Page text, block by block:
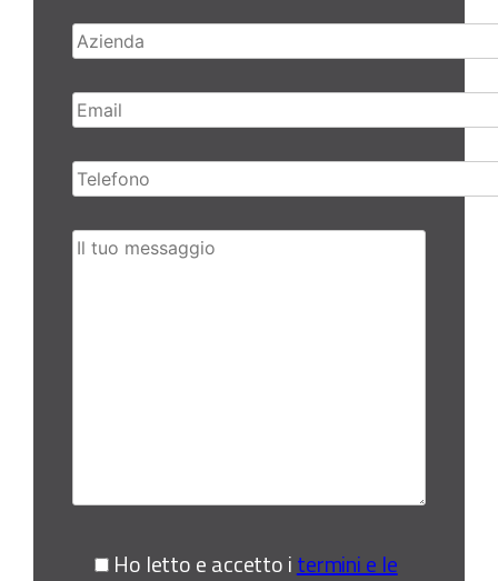
Azienda
Email
Telefono
Il tuo messaggio
Ho letto e accetto itermini e le